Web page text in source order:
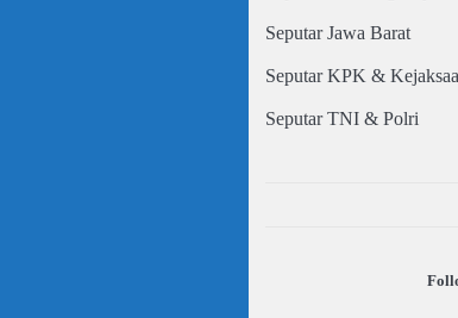
Seputar Jawa Barat
Seputar KPK &
Seputar TNI & Polri